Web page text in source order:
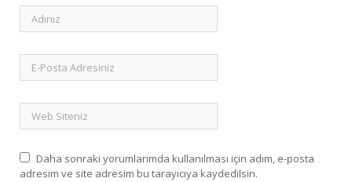
Daha sonraki yorumlarımda kullanılması için adım, e-posta
adresim ve site adresim bu tarayıcıya kaydedilsin.